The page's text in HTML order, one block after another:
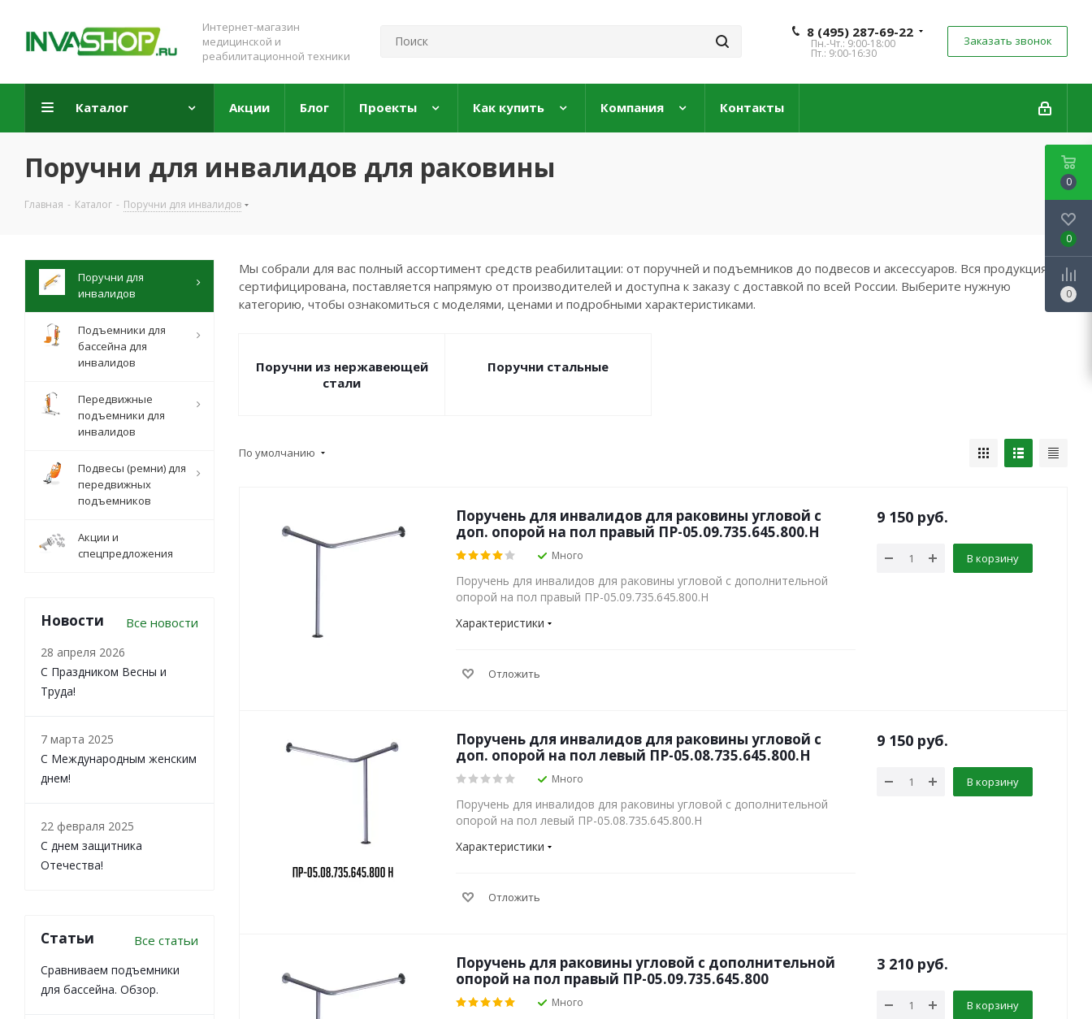
Интернет-магазин
медицинской и
реабилитационной техники
8 (495) 287-69-22
Пн.-Чт.: 9:00-18:00
Пт.: 9:00-16:30
Заказать звонок
Каталог Акции Блог Проекты Как купить Компания Контакты
Поручни для инвалидов для раковины
Главная - Каталог - Поручни для инвалидов
Мы собрали для вас полный ассортимент средств реабилитации: от поручней и подъемников до подвесов и аксессуаров. Вся продукция
сертифицирована, поставляется напрямую от производителей и доступна к заказу с доставкой по всей России. Выберите нужную
категорию, чтобы ознакомиться с моделями, ценами и подробными характеристиками.
Поручни из нержавеющей
стали
Поручни стальные
По умолчанию
Поручень для инвалидов для раковины угловой с
доп. опорой на пол правый ПР-05.09.735.645.800.Н
Много
Поручень для инвалидов для раковины угловой с дополнительной
опорой на пол правый ПР-05.09.735.645.800.Н
Характеристики
Отложить
9 150 руб.
В корзину
Поручень для инвалидов для раковины угловой с
доп. опорой на пол левый ПР-05.08.735.645.800.Н
Много
Поручень для инвалидов для раковины угловой с дополнительной
опорой на пол левый ПР-05.08.735.645.800.Н
Характеристики
Отложить
9 150 руб.
В корзину
Поручень для раковины угловой с дополнительной
опорой на пол правый ПР-05.09.735.645.800
Много
3 210 руб.
В корзину
Поручни для
инвалидов
Подъемники для
бассейна для
инвалидов
Передвижные
подъемники для
инвалидов
Подвесы (ремни) для
передвижных
подъемников
Акции и
спецпредложения
Новости Все новости
28 апреля 2026
С Праздником Весны и
Труда!
7 марта 2025
С Международным женским
днем!
22 февраля 2025
С днем защитника
Отечества!
Статьи Все статьи
Сравниваем подъемники
для бассейна. Обзор.
0
0
0